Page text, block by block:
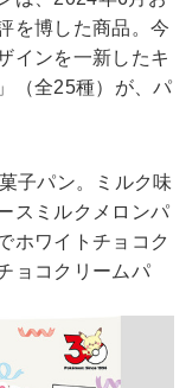
を博した商品。今
インを一新したキ
（全25種）が、パ
子パン。ミルク味
スミルクメロンパ
ホワイトチョコク
ョコクリームパ